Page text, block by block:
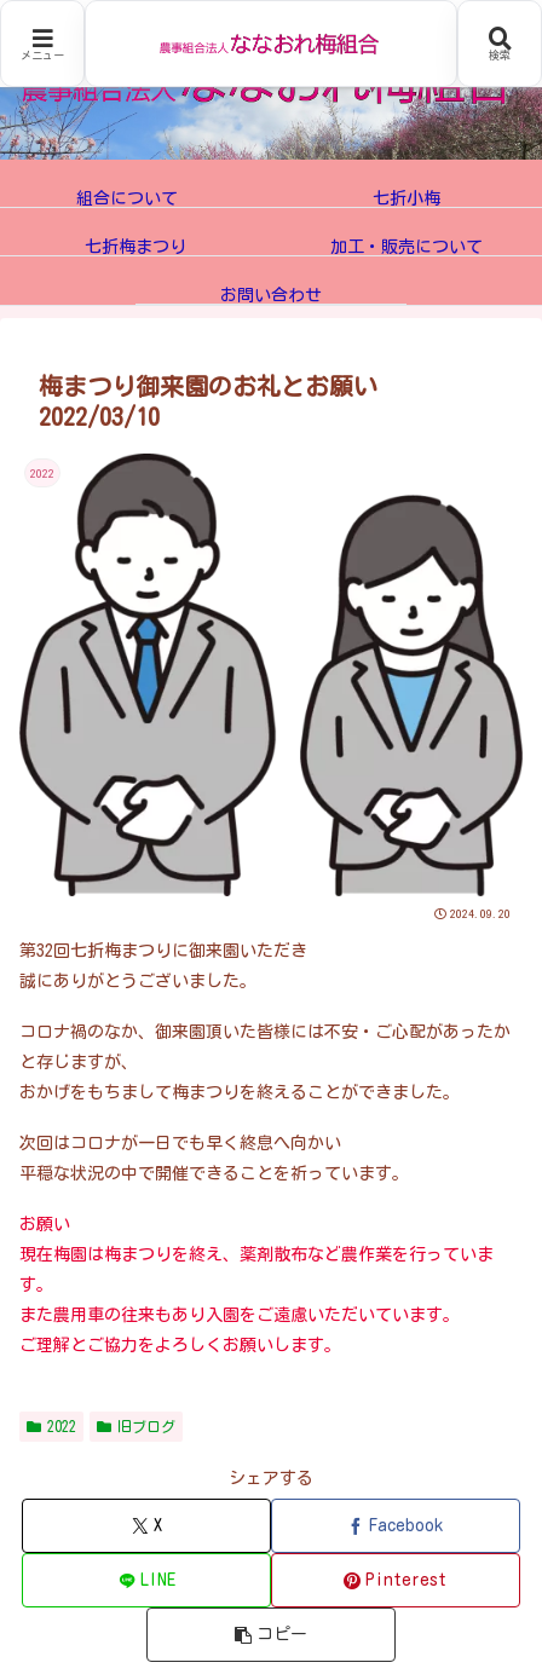
組合について 七折小梅
七折梅まつり 加工・販売について
お問い合わせ
梅まつり御来園のお礼とお願い
2022/03/10
2022
2024.09.20
第32回七折梅まつりに御来園いただき
誠にありがとうございました。
コロナ禍のなか、御来園頂いた皆様には不安・ご心配があったか
と存じますが、
おかげをもちまして梅まつりを終えることができました。
次回はコロナが一日でも早く終息へ向かい
平穏な状況の中で開催できることを祈っています。
お願い
現在梅園は梅まつりを終え、薬剤散布など農作業を行っていま
す。
また農用車の往来もあり入園をご遠慮いただいています。
ご理解とご協力をよろしくお願いします。
2022 旧ブログ
シェアする
X Facebook
LINE Pinterest
コピー
メニュー 検索